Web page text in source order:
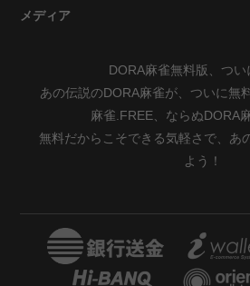
メディア
DORA麻雀無料版、つい
あの伝説のDORA麻雀が、ついに
麻雀.FREE、ならぬDORA
無料だからこそできる気軽さで、あ
よう！